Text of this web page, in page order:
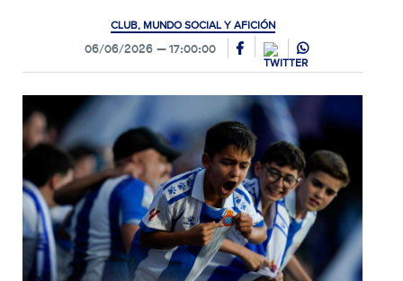
CLUB, MUNDO SOCIAL Y AFICIÓN
06/06/2026 17:00:00